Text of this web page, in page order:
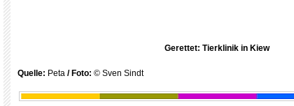
Gerettet: Tierklinik in Kiew
Quelle: Peta / Foto: © Sven Sindt